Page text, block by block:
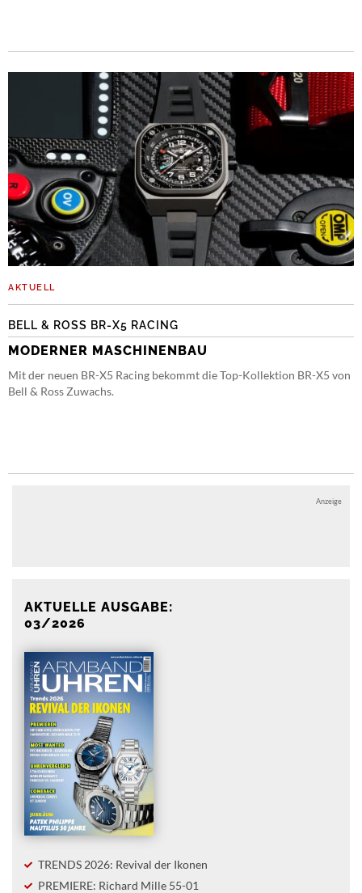
AKTUELL
BELL & ROSS BR-X5 RACING
MODERNER MASCHINENBAU
Mit der neuen BR-X5 Racing bekommt die Top-Kollektion BR-X5 von
Bell & Ross Zuwachs.
Anzeige
AKTUELLE AUSGABE:
03/2026
TRENDS 2026: Revival der Ikonen
PREMIERE: Richard Mille 55-01